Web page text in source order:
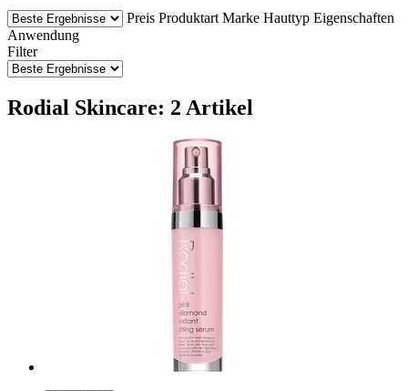
Preis Produktart Marke Hauttyp Eigenschaften
Anwendung
Filter
Rodial Skincare: 2 Artikel